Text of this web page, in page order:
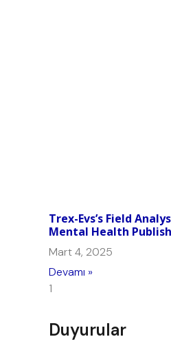
Trex-Evs’s Field
Mental Health
Mart 4, 2025
Devamı »
Duyurular